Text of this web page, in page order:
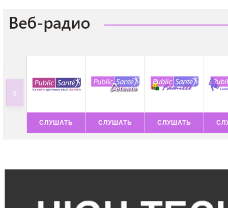
‹
СЛУШАТЬ СЛУШАТЬ СЛУШАТЬ